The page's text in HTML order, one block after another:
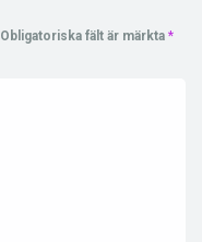
Obligatoriska fält är märkta *